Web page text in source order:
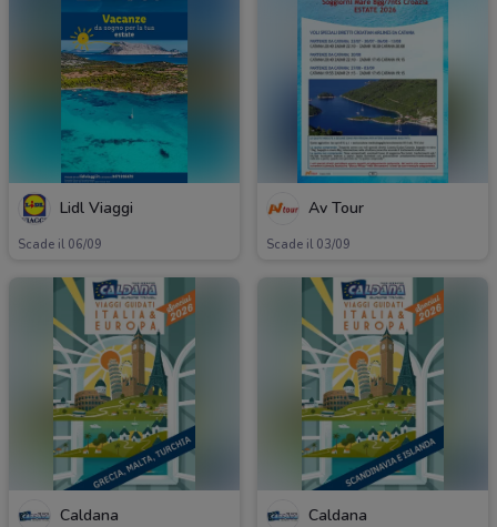
Lidl Viaggi
Scade il 06/09
Av Tour
Scade il 03/09
Caldana Caldana